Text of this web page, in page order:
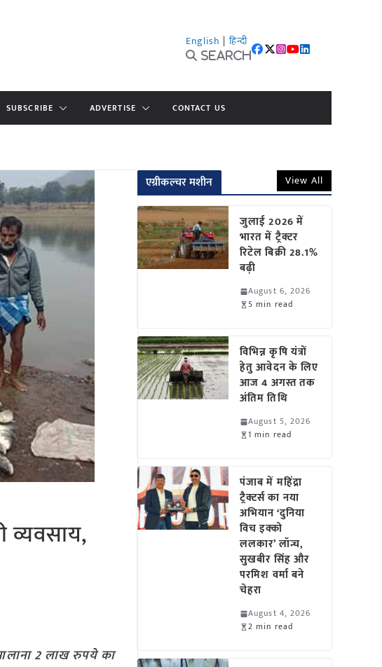
English | हिन्दी
Search
SUBSCRIBE ADVERTISE CONTACT US
व्यवसाय,
2 लाख रुपये का
एग्रीकल्चर मशीन View All
जुलाई 2026 में
भारत में ट्रैक्टर
रिटेल बिक्री 28.1%
बढ़ी
August 6, 2026
5 min read
विभिन्न कृषि यंत्रों
हेतु आवेदन के लिए
आज 4 अगस्त तक
अंतिम तिथि
August 5, 2026
1 min read
पंजाब में महिंद्रा
ट्रैक्टर्स का नया
अभियान ‘दुनिया
विच इक्को
ललकार’ लॉन्च,
सुखबीर सिंह और
परमिश वर्मा बने
चेहरा
August 4, 2026
2 min read